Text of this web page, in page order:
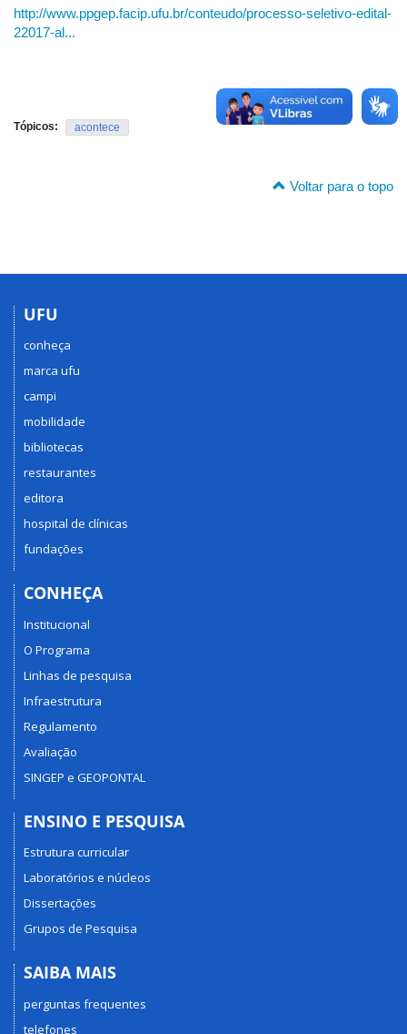
http://www.ppgep.facip.ufu.br/conteudo/processo-seletivo-edital-
22017-al...
Tópicos: acontece
Voltar para o topo
UFU
conheça
marca ufu
campi
mobilidade
bibliotecas
restaurantes
editora
hospital de clínicas
fundações
CONHEÇA
Institucional
O Programa
Linhas de pesquisa
Infraestrutura
Regulamento
Avaliação
SINGEP e GEOPONTAL
ENSINO E PESQUISA
Estrutura curricular
Laboratórios e núcleos
Dissertações
Grupos de Pesquisa
SAIBA MAIS
perguntas frequentes
telefones